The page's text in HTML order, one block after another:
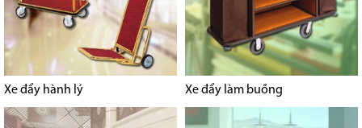
Xe đẩy hành lý Xe đẩy làm buồng